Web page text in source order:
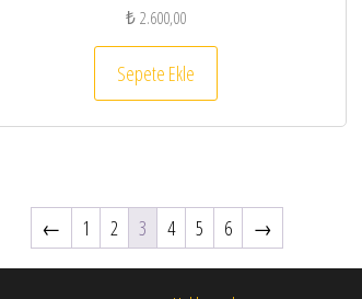
₺2.600,00
Sepete Ekle
← 1 2 3 4 5 6 →